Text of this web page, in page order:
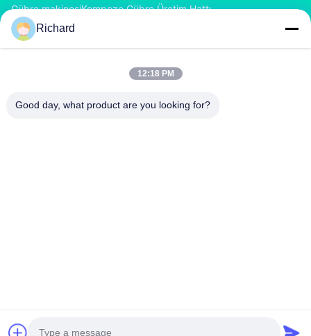
Gübre makinesiKompoze Gübre Üretim Hattı
Organik Gübre Üretim Hattı
Çift Silindirli Gübre Kırma Makinesi
Döner Tamburlu Gübre Kırma Makinesi
Zhengzhou Gofine Machine Equipment CO., LTD - Tüm haklar saklıdır.
Richard
12:18 PM
Good day, what product are you looking for?